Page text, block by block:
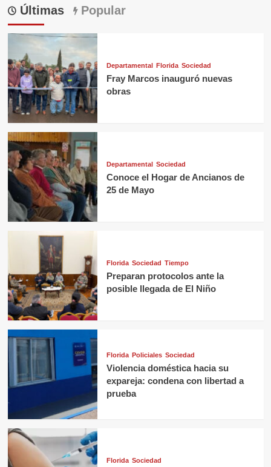
Últimas Popular
Departamental Florida Sociedad
Fray Marcos inauguró nuevas
obras
Departamental Sociedad
Conoce el Hogar de Ancianos de
25 de Mayo
Florida Sociedad Tiempo
Preparan protocolos ante la
posible llegada de El Niño
Florida Policiales Sociedad
Violencia doméstica hacia su
expareja: condena con libertad a
prueba
Florida Sociedad